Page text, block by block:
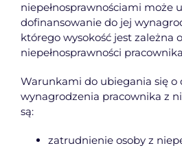
niepełnosprawnościami może
dofinansowanie do jej
którego wysokość jest zależna
niepełnosprawności
Warunkami do ubiegania się o
wynagrodzenia pracownika z
są:
zatrudnienie osoby z